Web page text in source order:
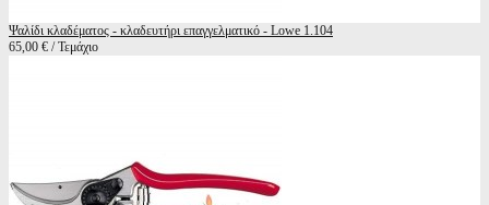
Ψαλίδι κλαδέματος - κλαδευτήρι επαγγελματικό - Lowe 1.104
65,00 € / Τεμάχιο